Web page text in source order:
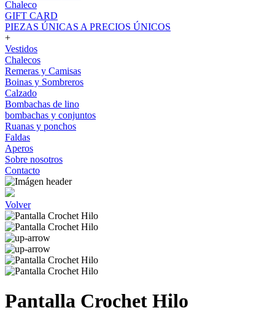
Chaleco
GIFT CARD
PIEZAS ÚNICAS A PRECIOS ÚNICOS
+
Vestidos
Chalecos
Remeras y Camisas
Boinas y Sombreros
Calzado
Bombachas de lino
bombachas y conjuntos
Ruanas y ponchos
Faldas
Aperos
Sobre nosotros
Contacto
Volver
Pantalla Crochet Hilo